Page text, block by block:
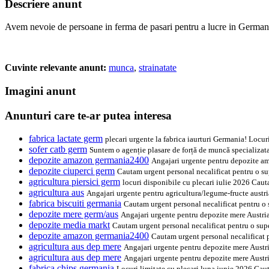
Descriere anunt
Avem nevoie de persoane in ferma de pasari pentru a lucre in
Cuvinte relevante anunt: munca, strainatate
Imagini anunt
Anunturi care te-ar putea interesa
fabrica lactate germ plecari urgente la fabrica iaurturi Germania!
sofer catb germ Suntem o agenție plasare de forță de muncă
depozite amazon germania2400 Angajari urgente pentru depozite
depozite ciuperci germ Cautam urgent personal necalificat pentru o
agricultura piersici germ locuri disponibile cu plecari iulie 2026
agricultura aus Angajari urgente pentru agricultura/legume-fructe
fabrica biscuiti germania Cautam urgent personal necalificat pentru
depozite mere germ/aus Angajari urgente pentru depozite mere
depozite media markt Cautam urgent personal necalificat pentru o
depozite amazon germania2400 Cautam urgent personal necalificat
agricultura aus dep mere Angajari urgente pentru depozite mere
agricultura aus dep mere Angajari urgente pentru depozite mere